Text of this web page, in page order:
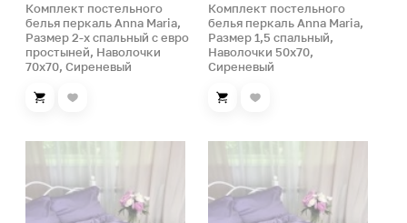
Комплект постельного
белья перкаль Anna Maria,
Размер 2-х спальный с евро
простыней, Наволочки
70х70, Сиреневый
Комплект постельного
белья перкаль Anna Maria,
Размер 1,5 спальный,
Наволочки 50х70,
Сиреневый